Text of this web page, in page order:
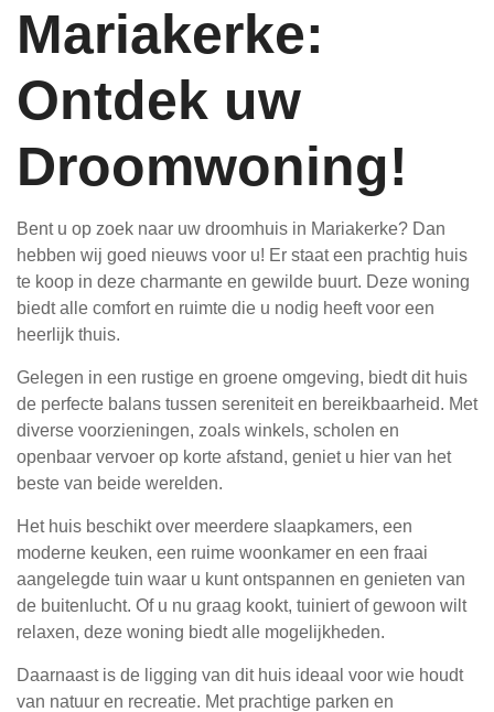
Mariakerke:
Ontdek uw
Droomwoning!
Bent u op zoek naar uw droomhuis in Mariakerke? Dan
hebben wij goed nieuws voor u! Er staat een prachtig huis
te koop in deze charmante en gewilde buurt. Deze woning
biedt alle comfort en ruimte die u nodig heeft voor een
heerlijk thuis.
Gelegen in een rustige en groene omgeving, biedt dit huis
de perfecte balans tussen sereniteit en bereikbaarheid. Met
diverse voorzieningen, zoals winkels, scholen en
openbaar vervoer op korte afstand, geniet u hier van het
beste van beide werelden.
Het huis beschikt over meerdere slaapkamers, een
moderne keuken, een ruime woonkamer en een fraai
aangelegde tuin waar u kunt ontspannen en genieten van
de buitenlucht. Of u nu graag kookt, tuiniert of gewoon wilt
relaxen, deze woning biedt alle mogelijkheden.
Daarnaast is de ligging van dit huis ideaal voor wie houdt
van natuur en recreatie. Met prachtige parken en